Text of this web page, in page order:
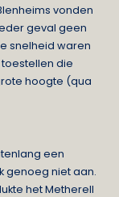
vonden
geval geen
snelheid waren
die
hoogte (qua
een
genoeg niet aan.
het Metherell